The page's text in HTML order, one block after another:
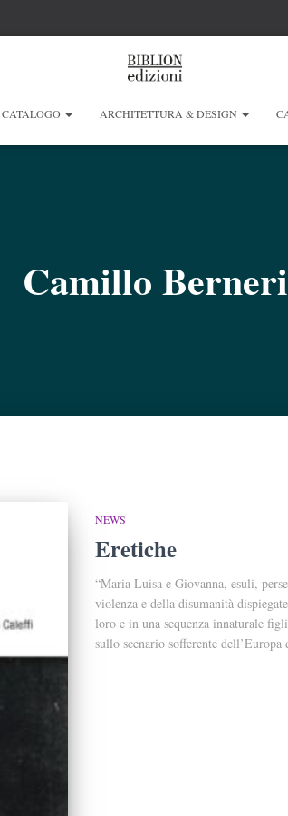
CATALOGO ARCHITETTURA & DESIGN
Camillo Berneri
NEWS
Eretiche
“Maria Luisa e Giovanna, esuli,
violenza e della disumanità
loro e in una sequenza innaturale
sullo scenario sofferente